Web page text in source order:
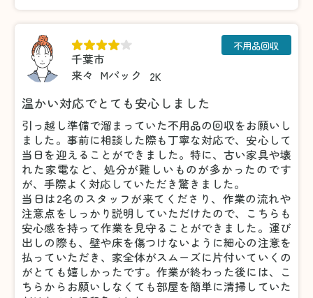
千葉市
来々 Mパック 2K
不用品回収
温かい対応でとても安心しました
引っ越し準備で溜まっていた不用品の回収をお願いし
ました。事前に相談した際も丁寧な対応で、安心して
当日を迎えることができました。特に、古い家具や壊
れた家電など、処分が難しいものが多かったのです
が、手際よく対応していただき驚きました。
当日は2名のスタッフが来てくださり、作業の流れや
注意点をしっかり説明していただけたので、こちらも
安心感を持って作業を見守ることができました。運び
出しの際も、壁や床を傷つけないように細心の注意を
払っていただき、家全体がスムーズに片付いていくの
がとても嬉しかったです。作業が終わった後には、こ
ちらからお願いしなくても部屋を簡単に清掃していた